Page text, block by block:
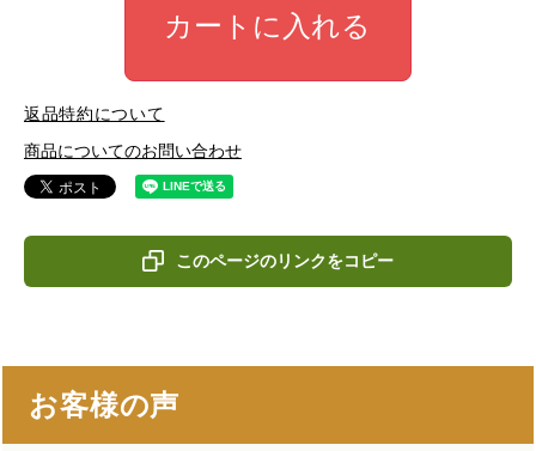
カートに入れる
返品特約について
商品についてのお問い合わせ
このページのリンクをコピー
お客様の声